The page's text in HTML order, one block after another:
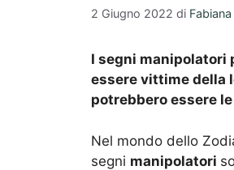
2 Giugno 2022 di
I segni manipolatori
essere vittime della
potrebbero essere
Nel mondo dello
segni manipolatori